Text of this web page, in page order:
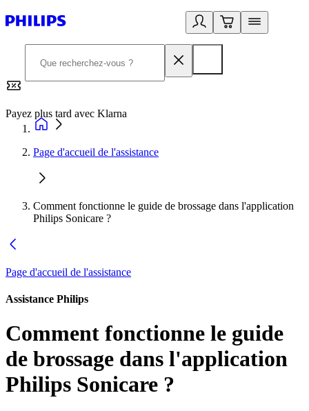
Payez plus tard avec Klarna
Page d'accueil de l'assistance
Comment fonctionne le guide de brossage dans l'application
Philips Sonicare ?
Page d'accueil de l'assistance
Assistance Philips
Comment fonctionne le guide
de brossage dans l'application
Philips Sonicare ?